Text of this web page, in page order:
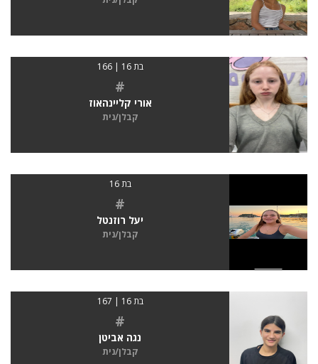
בת 16 | 166
#
אורי קליינהאוז
קבלן/נית
בת 16
#
יעל רוזנטל
קבלן/נית
בת 16 | 167
#
נגה אביטן
קבלן/נית